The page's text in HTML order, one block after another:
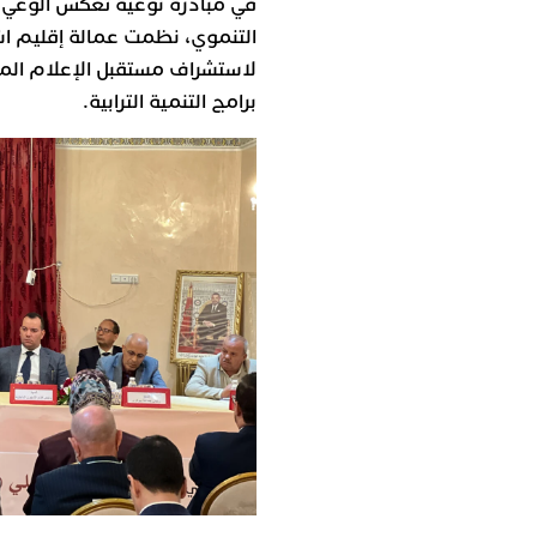
في مبادرة نوعية تعكس الوعي
التنموي، نظمت عمالة إقليم
لاستشراف مستقبل الإعلام
برامج التنمية الترابية.